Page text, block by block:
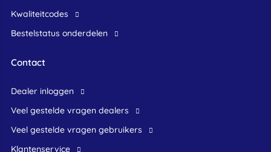
Kwaliteitcodes
Bestelstatus onderdelen
Contact
dealer inloggen
veel gestelde vragen dealers
veel gestelde vragen gebruikers
klantenservice